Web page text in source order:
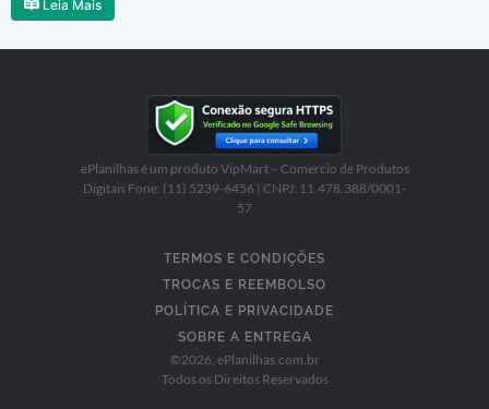
Leia Mais
ePlanilhas é um produto VipMart – Comercio de Produtos
Digitais Fone: (11) 5239-6456 | CNPJ: 11.478.388/0001-
57
TERMOS E CONDIÇÕES
TROCAS E REEMBOLSO
POLÍTICA E PRIVACIDADE
SOBRE A ENTREGA
©2026 , ePlanilhas.com.br
Todos os Direitos Reservados